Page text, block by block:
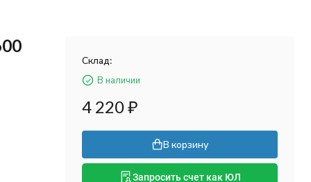
Склад:
В наличии
4 220₽
В корзину
Запросить счет как ЮЛ